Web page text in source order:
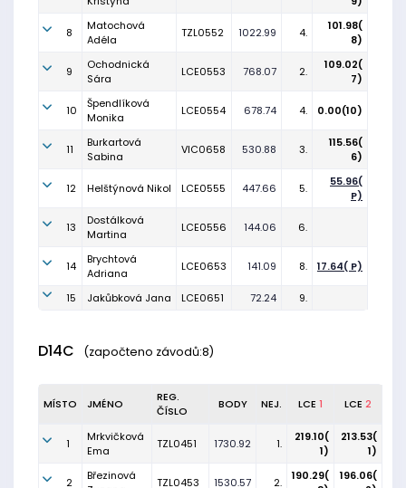
8
Matochová
Adéla
TZL0552 1022.99 4.
101.98(
8)
9
Ochodnická
Sára
LCE0553 768.07 2.
109.02(
7)
10
Špendlíková
Monika
LCE0554 678.74 4. 0.00(10)
11
Burkartová
Sabina
VIC0658 530.88 3.
115.56(
6)
12 Helštýnová Nikol LCE0555 447.66 5.
55.96(
P)
13
Dostálková
Martina
LCE0556 144.06 6.
14
Brychtová
Adriana
LCE0653 141.09 8. 17.64( P)
15 Jakůbková Jana LCE0651 72.24 9.
D14C (započteno závodů:8)
MÍSTO JMÉNO
REG.
ČÍSLO
BODY NEJ. LCE 1 LCE 2
1
Mrkvičková
Ema
TZL0451 1730.92 1.
219.10(
1)
213.53(
1)
2
Březinová
TZL0453 1530.57 2.
190.29(
196.06(